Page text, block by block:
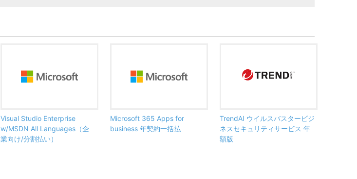
Visual Studio Enterprise
w/MSDN All Languages（企
業向け/分割払い）
Microsoft 365 Apps for
business 年契約一括払
TrendAI ウイルスバスタービジ
ネスセキュリティサービス 年
額版